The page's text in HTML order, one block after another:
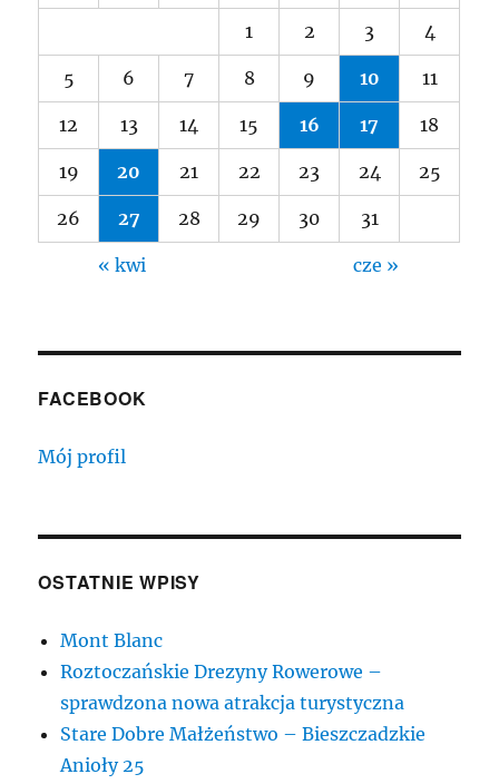
1 2 3 4
5 6 7 8 9 10 11
12 13 14 15 16 17 18
19 20 21 22 23 24 25
26 27 28 29 30 31
« kwi cze »
FACEBOOK
Mój profil
OSTATNIE WPISY
Mont Blanc
Roztoczańskie Drezyny Rowerowe –
sprawdzona nowa atrakcja turystyczna
Stare Dobre Małżeństwo – Bieszczadzkie
Anioły 25